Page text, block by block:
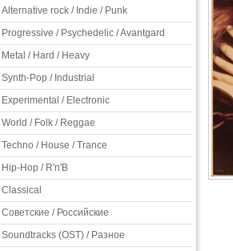
Alternative rock / Indie / Punk
Progressive / Psychedelic / Avantgard
Metal / Hard / Heavy
Synth-Pop / Industrial
Experimental / Electronic
World / Folk / Reggae
Techno / House / Trance
Hip-Hop / R'n'B
Classical
Советские / Российские
Soundtracks (OST) / Разное